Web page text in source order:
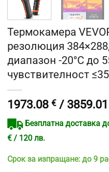
Термокамера
резолюция
диапазон -20°C до
чувствителност
1973.08 € /
Безплатна доставка
€ / 120 лв.
Срок за изпращане: до 9